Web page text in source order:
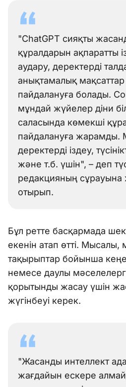
"ChatGPT сияқты
құралдарын ақпаратты
аудару, деректерді
анықтамалық мақсаттар
пайдалануға болады.
мұндай жүйелер діни
саласында көмекші
пайдалануға жарамды.
деректерді іздеу,
және т.б. үшін", – деп
редакцияның сұрауына
отырып.
Бұл ретте басқармада
екенін атап өтті.
тақырыптар бойынша
немесе даулы
қорытынды жасау үшін
жүгінбеуі керек.
"Жасанды интеллект
жағдайын ескере